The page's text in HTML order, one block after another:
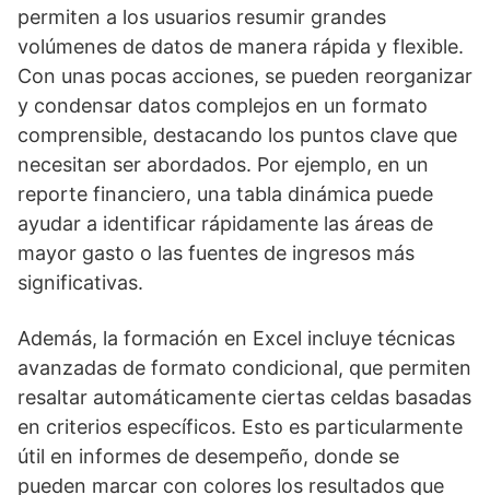
permiten a los usuarios resumir grandes
volúmenes de datos de manera rápida y flexible.
Con unas pocas acciones, se pueden reorganizar
y condensar datos complejos en un formato
comprensible, destacando los puntos clave que
necesitan ser abordados. Por ejemplo, en un
reporte financiero, una tabla dinámica puede
ayudar a identificar rápidamente las áreas de
mayor gasto o las fuentes de ingresos más
significativas.
Además, la formación en Excel incluye técnicas
avanzadas de formato condicional, que permiten
resaltar automáticamente ciertas celdas basadas
en criterios específicos. Esto es particularmente
útil en informes de desempeño, donde se
pueden marcar con colores los resultados que